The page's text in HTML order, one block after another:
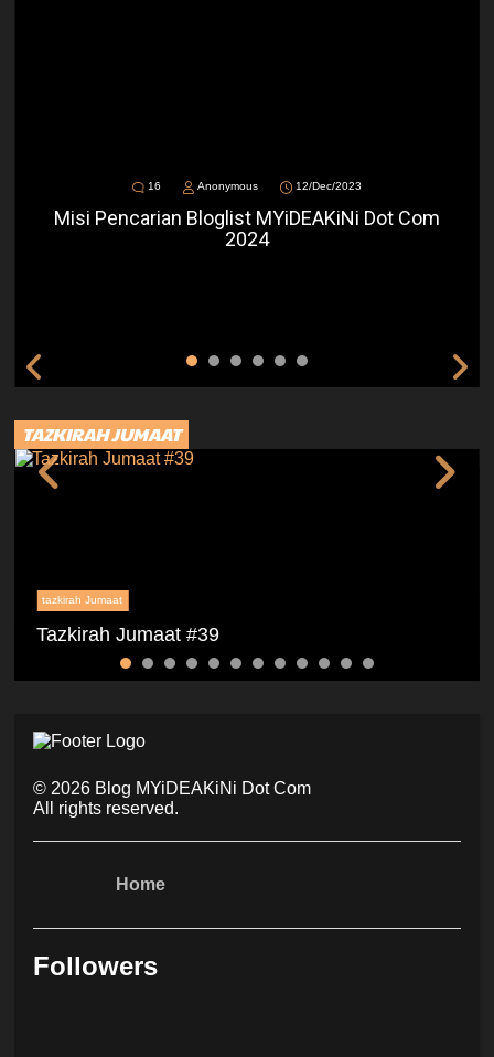
16 Anonymous 12/Dec/2023
Misi Pencarian Bloglist MYiDEAKiNi Dot Com
2024
TAZKIRAH JUMAAT
tazkirah Jumaat
Tazkirah Jumaat #39
© 2026 Blog MYiDEAKiNi Dot Com
All rights reserved.
Home
Followers